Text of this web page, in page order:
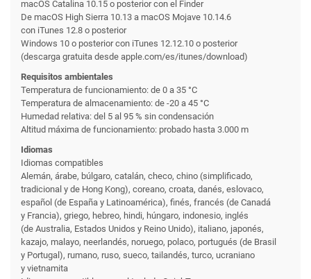
macOS Catalina 10.15 o posterior con el Finder
De macOS High Sierra 10.13 a macOS Mojave 10.14.6
con iTunes 12.8 o posterior
Windows 10 o posterior con iTunes 12.12.10 o posterior
(descarga gratuita desde apple.com/es/itunes/download)
Requisitos ambientales
Temperatura de funciona­miento: de 0 a 35 °C
Temperatura de almacena­miento: de -20 a 45 °C
Humedad relativa: del 5 al 95 % sin condensación
Altitud máxima de funciona­miento: probado hasta 3.000 m
Idiomas
Idiomas compatibles
Alemán, árabe, búlgaro, catalán, checo, chino (simplificado,
tradicional y de Hong Kong), coreano, croata, danés, eslovaco,
español (de España y Latinoamérica), finés, francés (de Canadá
y Francia), griego, hebreo, hindi, húngaro, indonesio, inglés
(de Australia, Estados Unidos y Reino Unido), italiano, japonés,
kazajo, malayo, neerlandés, noruego, polaco, portugués (de Brasil
y Portugal), rumano, ruso, sueco, tailandés, turco, ucraniano
y vietnamita